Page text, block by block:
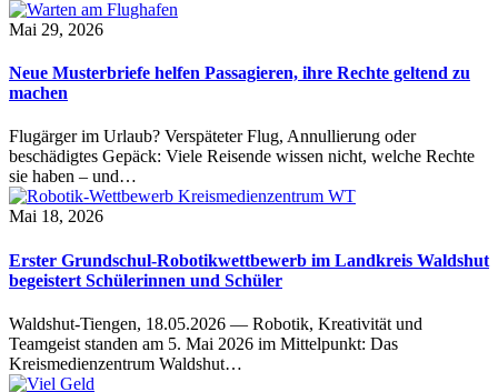
Mai 29, 2026
Neue Musterbriefe helfen Passagieren, ihre Rechte geltend zu
machen
Flugärger im Urlaub? Verspäteter Flug, Annullierung oder
beschädigtes Gepäck: Viele Reisende wissen nicht, welche Rechte
sie haben – und…
Mai 18, 2026
Erster Grundschul-Robotikwettbewerb im Landkreis Waldshut
begeistert Schülerinnen und Schüler
Waldshut-Tiengen, 18.05.2026 — Robotik, Kreativität und
Teamgeist standen am 5. Mai 2026 im Mittelpunkt: Das
Kreismedienzentrum Waldshut…